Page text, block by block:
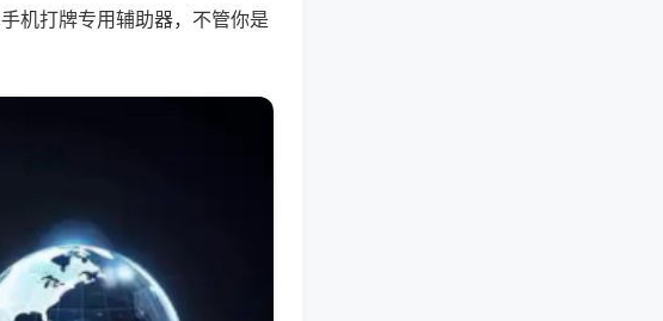
机打牌专用辅助器，不管你是